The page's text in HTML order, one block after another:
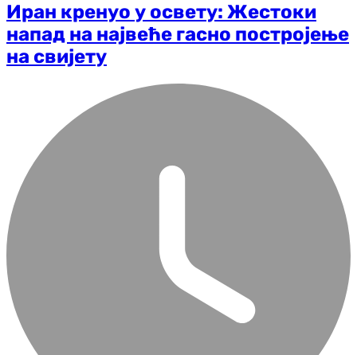
Иран кренуо у освету: Жестоки
напад на највеће гасно постројење
на свијету